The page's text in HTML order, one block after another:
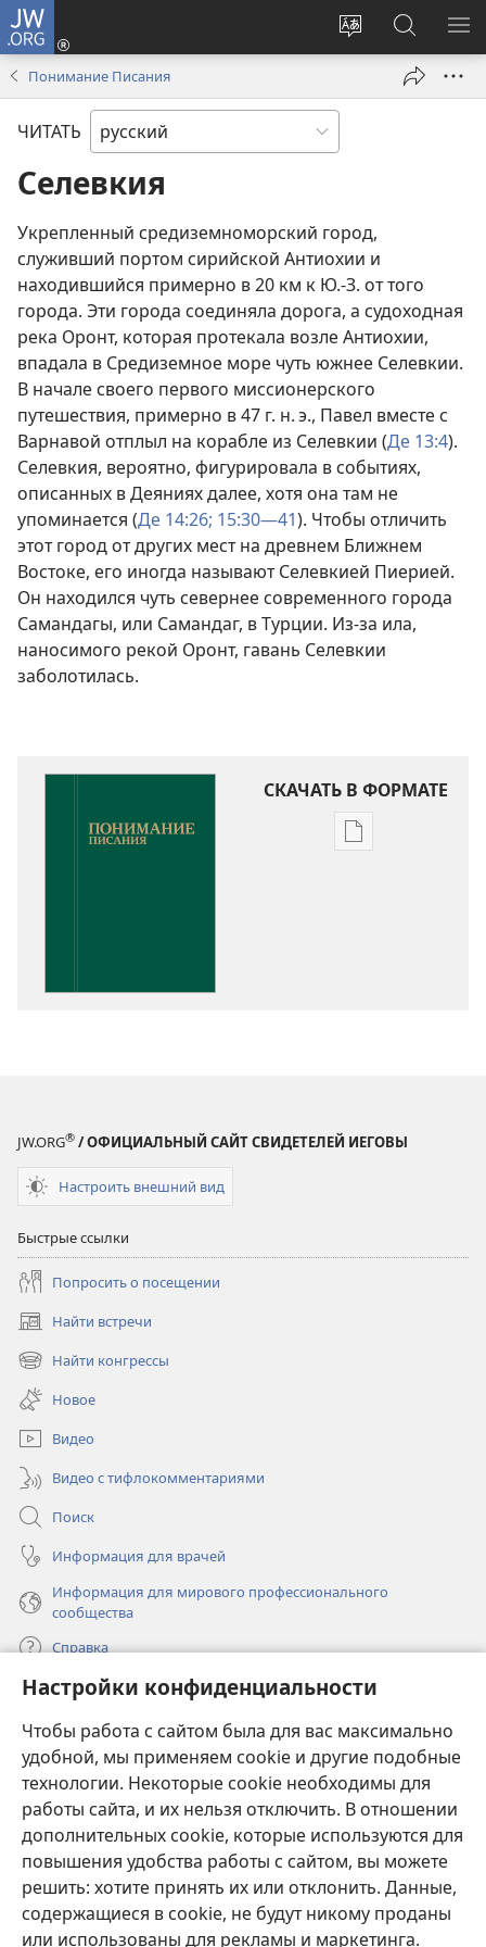
Настройки конфиденциальности
Чтобы работа с сайтом была для вас максимально
удобной, мы применяем cookie и другие подобные
технологии. Некоторые cookie необходимы для
работы сайта, и их нельзя отключить. В отношении
дополнительных cookie, которые используются для
повышения удобства работы с сайтом, вы можете
решить: хотите принять их или отклонить. Данные,
содержащиеся в cookie, не будут никому проданы
или использованы для рекламы и маркетинга.
JW.ORG
Изменить
Войти
(открывается
окне)
Поиск
по
jw.org
Понимание Писания
ЧИТАТЬ
Селевкия
Укрепленный средиземноморский город,
служивший портом сирийской Антиохии и
находившийся примерно в 20 км к Ю.-З. от того
города. Эти города соединяла дорога, а судоходная
река Оронт, которая протекала возле Антиохии,
впадала в Средиземное море чуть южнее Селевкии.
В начале своего первого миссионерского
путешествия, примерно в 47 г. н. э., Павел вместе с
Варнавой отплыл на корабле из Селевкии (Де 13:4).
Селевкия, вероятно, фигурировала в событиях,
описанных в Деяниях далее, хотя она там не
упоминается (Де 14:26; 15:30—41). Чтобы отличить
этот город от других мест на древнем Ближнем
Востоке, его иногда называют Селевкией Пиерией.
Он находился чуть севернее современного города
Самандагы, или Самандаг, в Турции. Из-за ила,
наносимого рекой Оронт, гавань Селевкии
заболотилась.
СКАЧАТЬ В ФОРМАТЕ
Варианты
JW.ORG® / ОФИЦИАЛЬНЫЙ САЙТ СВИДЕТЕЛЕЙ ИЕГОВЫ
Настроить внешний вид
Быстрые ссылки
Попросить о посещении
Найти встречи
(открывается
в
новом
окне)
Найти конгрессы
(открывается
новом
окне)
Новое
Видео
Видео с тифлокомментариями
Поиск
Информация для врачей
Информация для мирового профессионального
сообщества
Справка
Пожертвования
в
новом
окне)
ОНЛАЙН-БИБЛИОТЕКА Сторожевой башни
(открывается
новом
окне)
JW Hub®
(открывается
в
новом
окне)
JW Library ®
Watchtower Library